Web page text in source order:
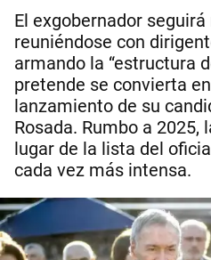
El exgobernador
reuniéndose con
armando la “estructura
pretende se convierta
lanzamiento de su
Rosada. Rumbo a 2025,
lugar de la lista del
cada vez más intensa.